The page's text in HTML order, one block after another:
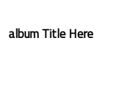
album Title Here